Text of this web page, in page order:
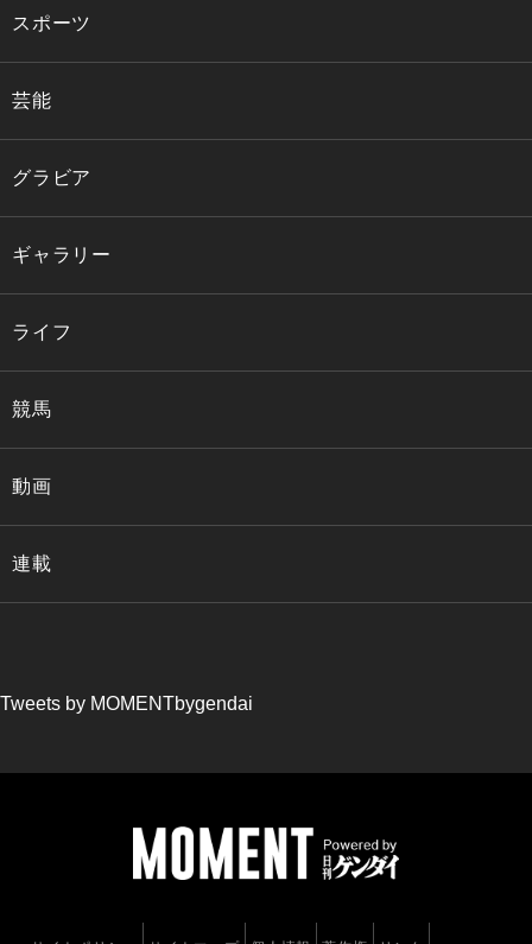
スポーツ
芸能
グラビア
ギャラリー
ライフ
競馬
動画
連載
Tweets by MOMENTbygendai